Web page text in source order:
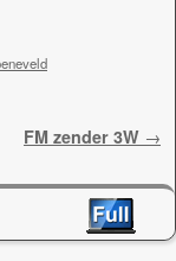
FM zender 3W →